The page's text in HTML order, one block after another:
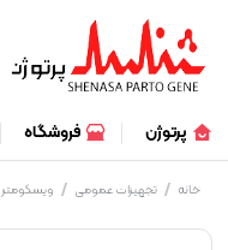
پرتوژن فروشگاه
خانه / تجهیزات عمومی / ویسکومتر